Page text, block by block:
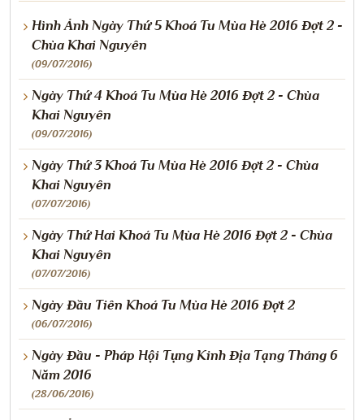
Hình Ảnh Ngày Thứ 5 Khoá Tu Mùa Hè 2016 Đợt 2 -
Chùa Khai Nguyên
(09/07/2016)
Ngày Thứ 4 Khoá Tu Mùa Hè 2016 Đợt 2 - Chùa
Khai Nguyên
(09/07/2016)
Ngày Thứ 3 Khoá Tu Mùa Hè 2016 Đợt 2 - Chùa
Khai Nguyên
(07/07/2016)
Ngày Thứ Hai Khoá Tu Mùa Hè 2016 Đợt 2 - Chùa
Khai Nguyên
(07/07/2016)
Ngày Đầu Tiên Khoá Tu Mùa Hè 2016 Đợt 2
(06/07/2016)
Ngày Đầu - Pháp Hội Tụng Kinh Địa Tạng Tháng 6
Năm 2016
(28/06/2016)